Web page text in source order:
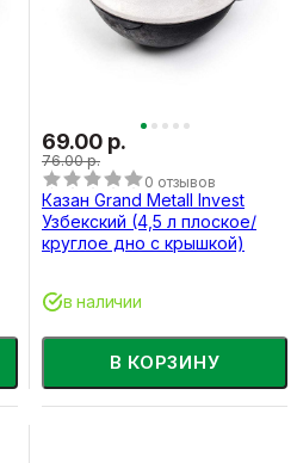
69.00 р.
76.00 р.
0 отзывов
Казан Grand Metall Invest
Узбекский (4,5 л плоское/
круглое дно с крышкой)
В КОРЗИНУ
в наличии